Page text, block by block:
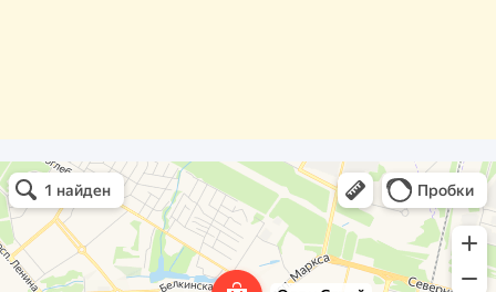
Олди Строй
Фасады и фасадные системы в Обнинске
Оргстекло, поликарбонат в Обнинске